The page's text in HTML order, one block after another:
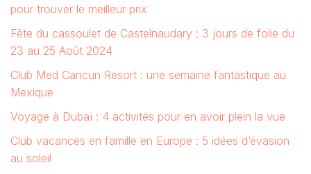
pour trouver le meilleur prix
Fête du cassoulet de Castelnaudary : 3 jours de folie du
23 au 25 Août 2024
Club Med Cancun Resort : une semaine fantastique au
Mexique
Voyage à Dubaï : 4 activités pour en avoir plein la vue
Club vacances en famille en Europe : 5 idées d’évasion
au soleil